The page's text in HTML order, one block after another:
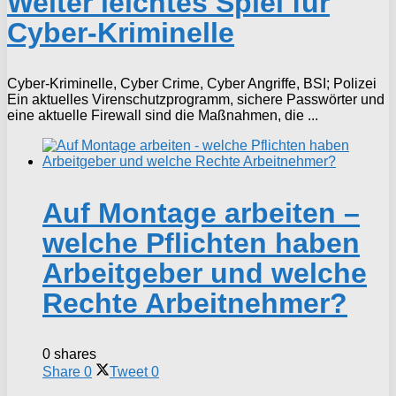
Cyber-Kriminelle
Cyber-Kriminelle, Cyber Crime, Cyber Angriffe, BSI; Polizei
Ein aktuelles Virenschutzprogramm, sichere Passwörter und
eine aktuelle Firewall sind die Maßnahmen, die ...
Auf Montage arbeiten –
welche Pflichten haben
Arbeitgeber und welche
Rechte Arbeitnehmer?
0 shares
Share 0 Tweet 0